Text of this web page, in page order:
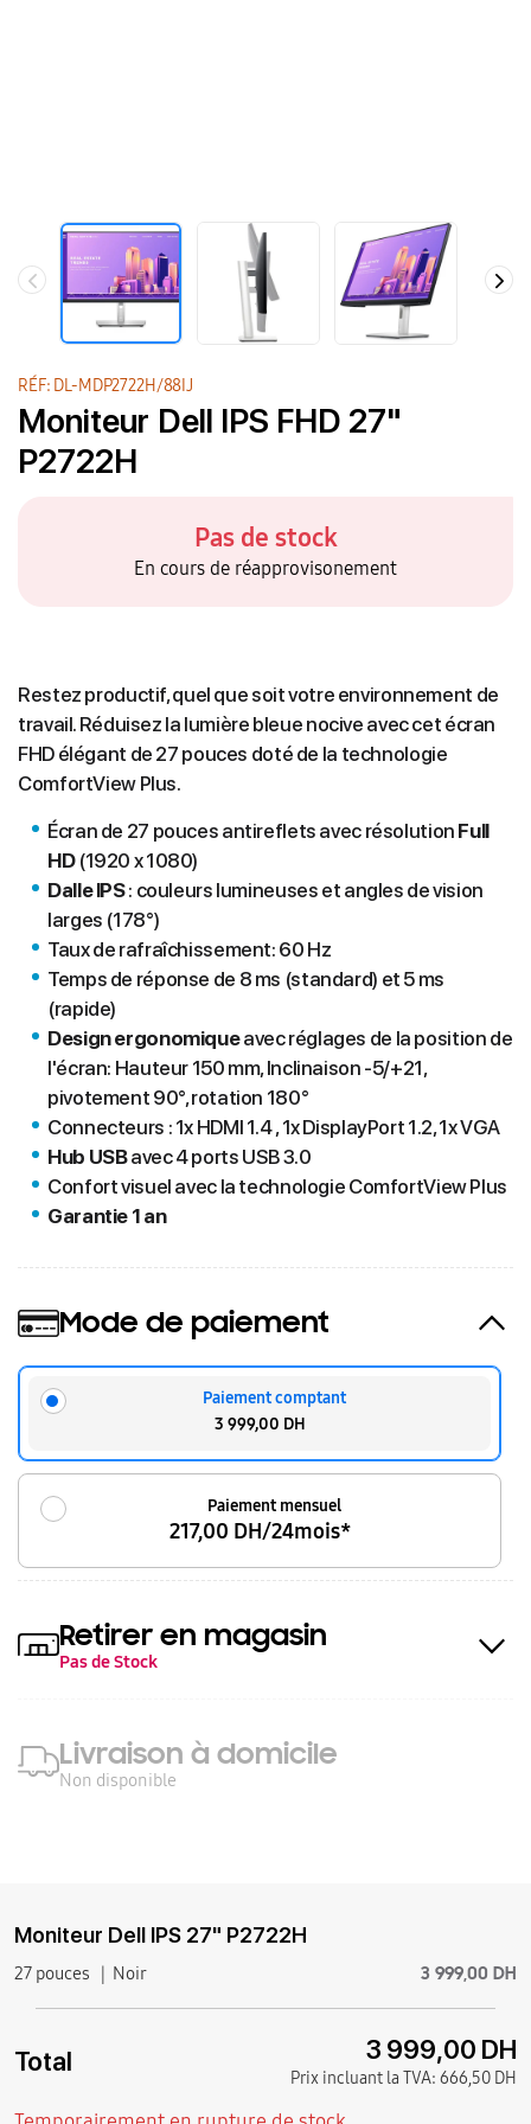
RÉF: DL-MDP2722H/88IJ
Moniteur Dell IPS FHD 27"
P2722H
Pas de stock
En cours de réapprovisonement
Restez productif, quel que soit votre environnement de
travail. Réduisez la lumière bleue nocive avec cet écran
FHD élégant de 27 pouces doté de la technologie
ComfortView Plus.
Écran de 27 pouces antireflets avec résolution Full
HD(1920 x 1080)
Dalle IPS: couleurs lumineuses et angles de vision
larges (178°)
Taux de rafraîchissement: 60 Hz
Temps de réponse de 8 ms (standard) et 5 ms
(rapide)
Design ergonomiqueavec réglages de la position de
l'écran: Hauteur 150 mm, Inclinaison -5/+21,
pivotement 90°, rotation 180°
Connecteurs : 1x HDMI 1.4 , 1x DisplayPort 1.2, 1x VGA
Hub USBavec 4 ports USB 3.0
Confort visuel avec la technologie ComfortView Plus
Garantie 1 an
Mode de paiement
Paiement comptant
3 999,00 DH
Paiement mensuel
217,00 DH/24mois*
Retirer en magasin
Pas de Stock
Livraison à domicile
Non disponible
Moniteur Dell IPS 27" P2722H
27 pouces Noir 3 999,00 DH
Total 3 999,00 DH
Prix incluant la TVA: 666,50 DH